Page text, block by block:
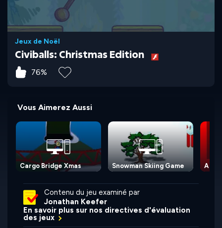
Jeux de Noël
Civiballs: Christmas Edition
76%
Vous Aimerez Aussi
Cargo Bridge Xmas Snowman Skiing Game A
Contenu du jeu examiné par
Jonathan Keefer
En savoir plus sur nos directives d'évaluation
des jeux